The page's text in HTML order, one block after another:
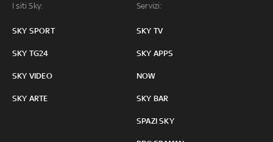
I siti Sky:
SKY SPORT
SKY TG24
SKY VIDEO
SKY ARTE
Servizi:
SKY TV
SKY APPS
NOW
SKY BAR
SPAZI SKY